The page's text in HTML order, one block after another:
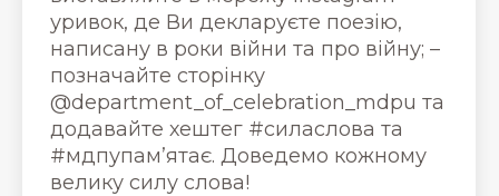
уривок, де Ви декларуєте поезію,
написану в роки війни та про війну; –
позначайте сторінку
@department_of_celebration_mdpu та
додавайте хештег #силаслова та
#мдпупам’ятає. Доведемо кожному
велику силу слова!